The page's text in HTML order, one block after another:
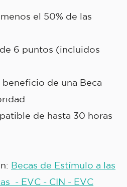
el 50% de las
6 puntos (incluidos
de una Beca
de hasta 30 horas
Becas de Estímulo a las
- EVC - CIN - EVC